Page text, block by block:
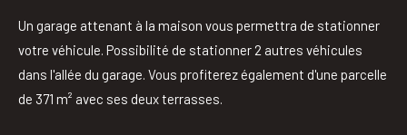
Un garage attenant à la maison vous permettra de stationner
votre véhicule. Possibilité de stationner 2 autres véhicules
dans l'allée du garage. Vous profiterez également d'une parcelle
de 371 m² avec ses deux terrasses.